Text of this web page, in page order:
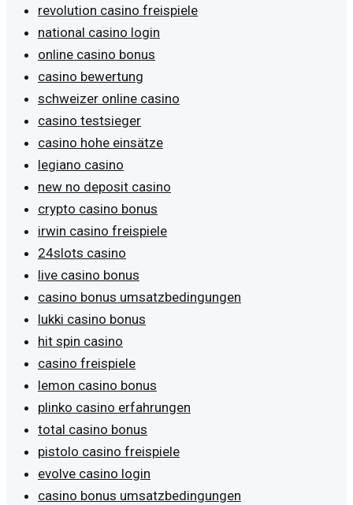
revolution casino freispiele
national casino login
online casino bonus
casino bewertung
schweizer online casino
casino testsieger
casino hohe einsätze
legiano casino
new no deposit casino
crypto casino bonus
irwin casino freispiele
24slots casino
live casino bonus
casino bonus umsatzbedingungen
lukki casino bonus
hit spin casino
casino freispiele
lemon casino bonus
plinko casino erfahrungen
total casino bonus
pistolo casino freispiele
evolve casino login
casino bonus umsatzbedingungen